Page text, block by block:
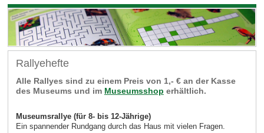
Rallyehefte
Alle Rallyes sind zu einem Preis von 1,- € an der Kasse
des Museums und im Museumsshop erhältlich.
Museumsrallye (für 8- bis 12-Jährige)
Ein spannender Rundgang durch das Haus mit vielen Fragen.